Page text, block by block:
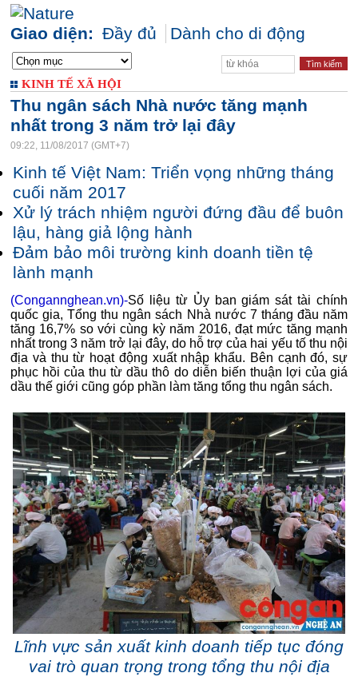
Giao diện: Đầy đủ Dành cho di động
KINH TẾ XÃ HỘI
Thu ngân sách Nhà nước tăng mạnh
nhất trong 3 năm trở lại đây
09:22, 11/08/2017 (GMT+7)
Kinh tế Việt Nam: Triển vọng những tháng
cuối năm 2017
Xử lý trách nhiệm người đứng đầu để buôn
lậu, hàng giả lộng hành
Đảm bảo môi trường kinh doanh tiền tệ
lành mạnh
(Congannghean.vn)-Số liệu từ Ủy ban giám sát tài chính
quốc gia, Tổng thu ngân sách Nhà nước 7 tháng đầu năm
tăng 16,7% so với cùng kỳ năm 2016, đạt mức tăng mạnh
nhất trong 3 năm trở lại đây, do hỗ trợ của hai yếu tố thu nội
địa và thu từ hoạt động xuất nhập khẩu. Bên cạnh đó, sự
phục hồi của thu từ dầu thô do diễn biến thuận lợi của giá
dầu thế giới cũng góp phần làm tăng tổng thu ngân sách.
Lĩnh vực sản xuất kinh doanh tiếp tục đóng
vai trò quan trọng trong tổng thu nội địa